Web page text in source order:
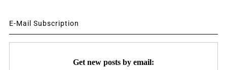
E-Mail Subscription
Get new posts by email: